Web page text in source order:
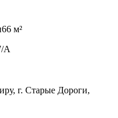
66 м²
А
г. Старые Дороги,